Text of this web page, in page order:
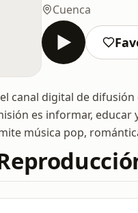
Cuenca
canal digital de
es informar,
música pop,